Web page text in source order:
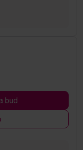
bud